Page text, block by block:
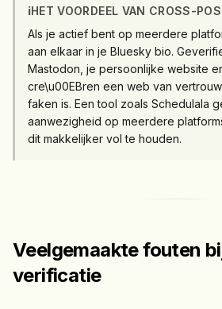
ℹ️HET VOORDEEL VAN CROSS-
Als je actief bent op meerdere
aan elkaar in je Bluesky bio.
Mastodon, je persoonlijke website
cre\u00EBren een web van
faken is. Een tool zoals Schedulala
aanwezigheid op meerdere
dit makkelijker vol te houden.
Veelgemaakte fouten
verificatie